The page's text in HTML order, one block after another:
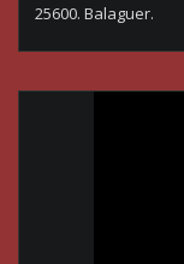
25600. Balaguer.